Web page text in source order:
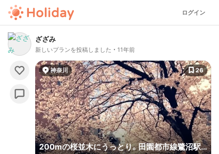
ログイン
ざざみ
新しいプランを投稿しました 11年前
神奈川 26
200mの桜並木にうっとり。田園都市線鷺沼駅